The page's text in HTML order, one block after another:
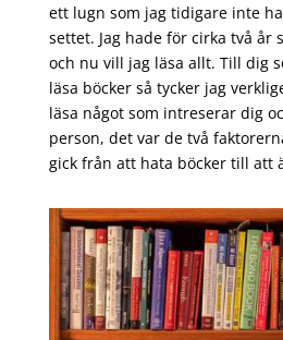
ett lugn som jag tidigare inte
settet. Jag hade för cirka två år
och nu vill jag läsa allt. Till dig
läsa böcker så tycker jag
läsa något som intreserar dig
person, det var de två
gick från att hata böcker till att